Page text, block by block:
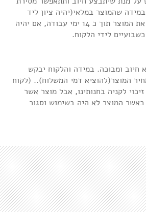
שהמוצר במלאי(יהיה ציון ליד
המוצר), אזי הוא ישלח ללקוח במהירות האפשרית. הלקוח יקבל את המוצר תוך כ 14 ימי עבודה, אם יהיה
לידי הלקוח.
ההזמנה ללא חיוב ומבוכה. במידה והלקוח יבקש
לאחר פרק זמן זה(24 שעות), הוא יחוייב ב10% ממחיר המוצר(להוציא דמי המשלוח).. (לקוח
יכול להחזיר מוצר תוך 21 יום ויקבל זיכוי לקניה בחנותינו, אבל מוצר אשר
המוצר לא היה בשימוש וסגור